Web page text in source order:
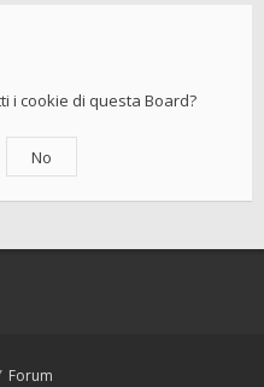
i cookie di questa Board?
Forum